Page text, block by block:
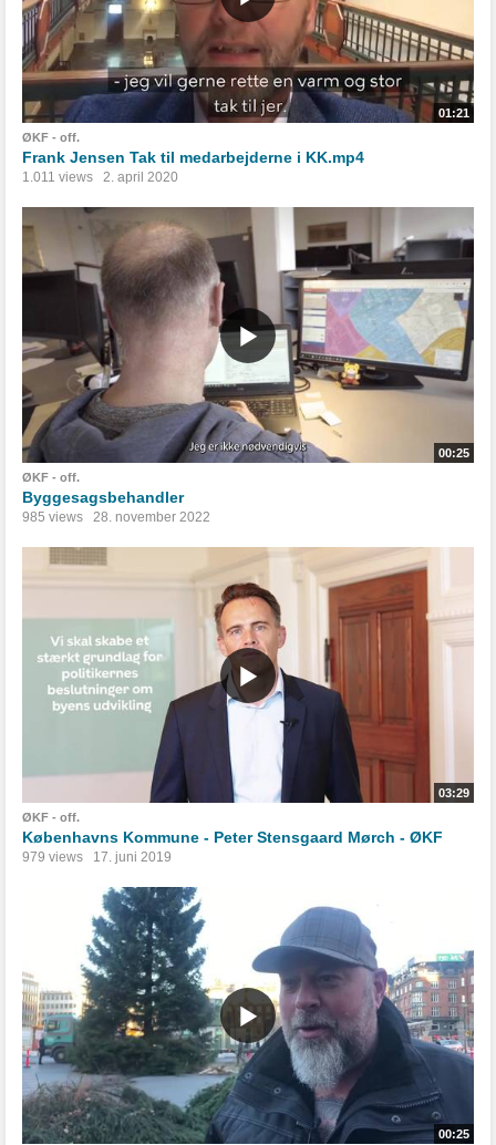
01:21
ØKF - off.
Frank Jensen Tak til medarbejderne i KK.mp4
1.011 views 2. april 2020
00:25
ØKF - off.
Byggesagsbehandler
985 views 28. november 2022
03:29
ØKF - off.
Københavns Kommune - Peter Stensgaard Mørch - ØKF
979 views 17. juni 2019
00:25